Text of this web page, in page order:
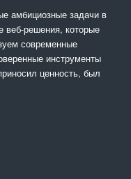
амбициозные задачи в
решения, которые
современные
инструменты
ценность, был